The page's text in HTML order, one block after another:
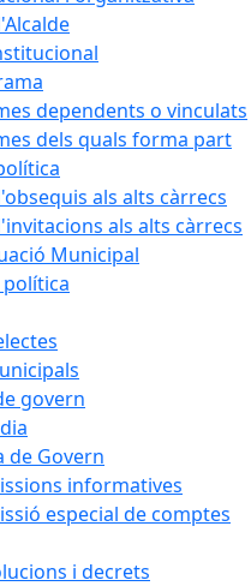
dependents o vinculats
dels quals forma part
als alts càrrecs
als alts càrrecs
Municipal
govern
de Govern
informatives
especial de comptes
i decrets